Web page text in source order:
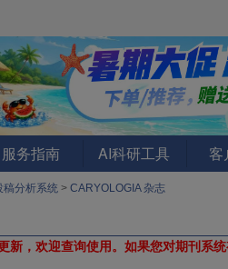
服务指南 AI科研工具 客
稿分析系统 > CARYOLOGIA 杂志
，欢迎查询使用。 如果您对期刊系